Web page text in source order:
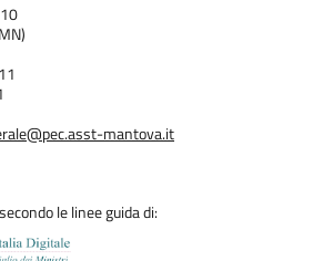
mantova.it
le linee guida di: